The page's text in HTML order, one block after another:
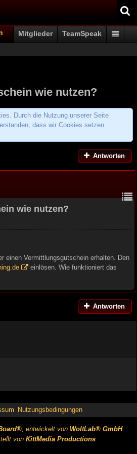
Mitglieder TeamSpeak
wie nutzen?
Durch die Nutzung unserer Seite
dass wir Cookies setzen.
Antworten
wie nutzen?
einen Vermittlungsgutschein erhalten. Den
einlösen. Wie funktioniert das
Antworten
Nutzungsbedingungen
, entwickelt von WoltLab® GmbH
von KittMedia Productions